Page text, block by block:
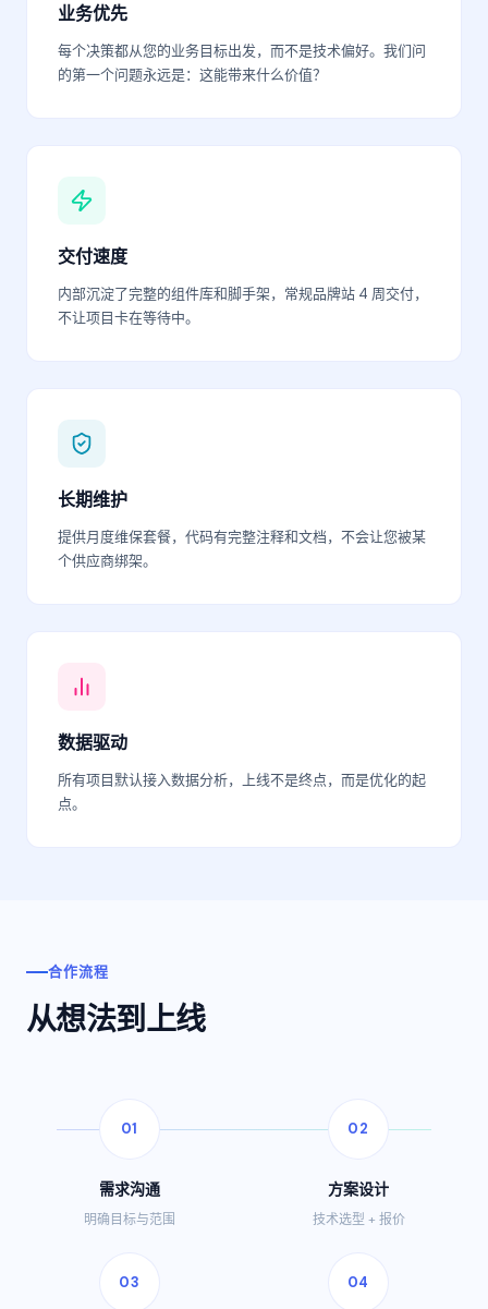
业务优先
每个决策都从您的业务目标出发，而不是技术偏好。我们问
的第一个问题永远是：这能带来什么价值？
交付速度
内部沉淀了完整的组件库和脚手架，常规品牌站 4 周交付，
不让项目卡在等待中。
长期维护
提供月度维保套餐，代码有完整注释和文档，不会让您被某
个供应商绑架。
数据驱动
所有项目默认接入数据分析，上线不是终点，而是优化的起
点。
合作流程
从想法到上线
01
需求沟通
明确目标与范围
02
方案设计
技术选型 + 报价
03 04